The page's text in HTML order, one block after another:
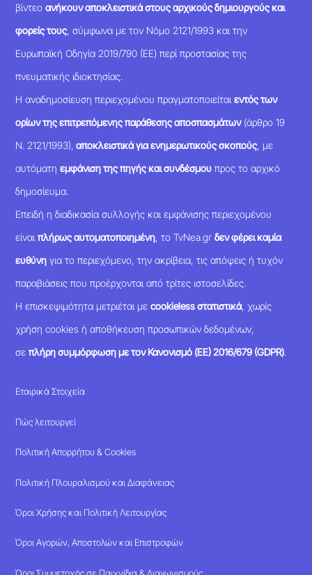
βίντεοανήκουν αποκλειστικά στους αρχικούς δημιουργούς και
φορείς τους , σύμφωνα με τον Νόμο 2121/1993 και την
Ευρωπαϊκή Οδηγία 2019/790 (ΕΕ) περί προστασίας της
πνευματικής ιδιοκτησίας.
Η αναδημοσίευση περιεχομένου πραγματοποιείταιεντός των
ορίων της επιτρεπόμενης παράθεσης αποσπασμάτων(άρθρο 19
Ν. 2121/1993), αποκλειστικά για ενημερωτικούς σκοπούς , με
αυτόματηεμφάνιση της πηγής και συνδέσμου προς το αρχικό
δημοσίευμα.
Επειδή η διαδικασία συλλογής και εμφάνισης περιεχομένου
είναιπλήρως αυτοματοποιημένη , το TvNea.grδεν φέρει καμία
ευθύνη για το περιεχόμενο, την ακρίβεια, τις απόψεις ή τυχόν
παραβιάσεις που προέρχονται από τρίτες ιστοσελίδες.
Η επισκεψιμότητα μετριέται μεcookieless στατιστικά, χωρίς
χρήση cookies ή αποθήκευση προσωπικών δεδομένων,
σεπλήρη συμμόρφωση με τον Κανονισμό (ΕΕ) 2016/679 (GDPR).
Εταιρικά Στοιχεία
Πώς λειτουργεί
Πολιτική Απορρήτου & Cookies
Πολιτική Πλουραλισμού και Διαφάνειας
Όροι Χρήσης και Πολιτική Λειτουργίας
Όροι Αγορών, Αποστολών και Επιστροφών
Όροι Συμμετοχής σε Παιχνίδια & Διαγωνισμούς